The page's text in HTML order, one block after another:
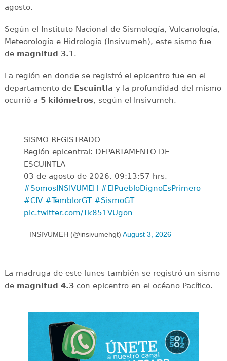
agosto.
Según el Instituto Nacional de Sismología, Vulcanología,
Meteorología e Hidrología (Insivumeh), este sismo fue
de magnitud 3.1.
La región en donde se registró el epicentro fue en el
departamento de Escuintla y la profundidad del mismo
ocurrió a 5 kilómetros, según el Insivumeh.
SISMO REGISTRADO
Región epicentral: DEPARTAMENTO DE
ESCUINTLA
03 de agosto de 2026. 09:13:57 hrs.
#SomosINSIVUMEH #ElPuebloDignoEsPrimero
#CIV #TemblorGT #SismoGT
pic.twitter.com/Tk851VUgon
— INSIVUMEH (@insivumehgt) August 3, 2026
La madruga de este lunes también se registró un sismo
de magnitud 4.3con epicentro en el océano Pacífico.